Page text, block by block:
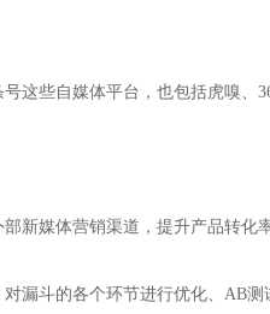
这些自媒体平台，也包括虎嗅、
新媒体营销渠道，提升产品转化
漏斗的各个环节进行优化、AB测